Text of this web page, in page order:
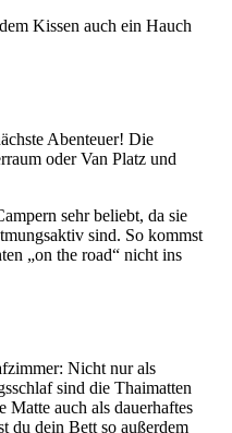
Kissen auch ein Hauch
Abenteuer! Die
oder Van Platz und
sehr beliebt, da sie
sind. So kommst
„on the road“ nicht ins
Nicht nur als
sind die Thaimatten
auch als dauerhaftes
du dein Bett so außerdem